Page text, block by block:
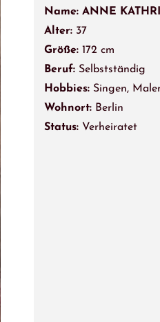
Name: ANNE
Alter: 37
Größe: 172 cm
Beruf: Selbstständig
Hobbies: Singen,
Wohnort:Berlin
Status: Verheiratet